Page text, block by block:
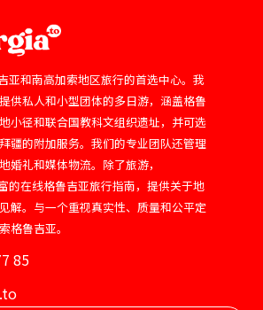
亚和南高加索地区旅行的首选中心。我
供私人和小型团体的多日游，涵盖格鲁
小径和联合国教科文组织遗址，并可选
疆的附加服务。我们的专业团队还管理
婚礼和媒体物流。除了旅游，
的在线格鲁吉亚旅行指南，提供关于地
解。与一个重视真实性、质量和公平定
格鲁吉亚。
85